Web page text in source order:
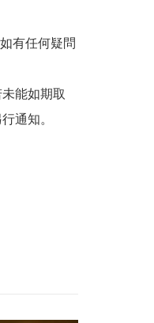
有任何疑問
能如期取
通知。